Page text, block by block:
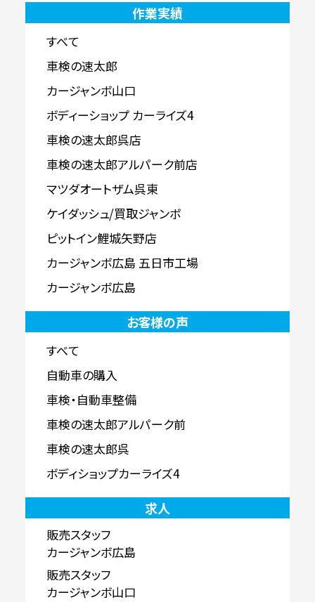
作業実績
すべて
車検の速太郎
カージャンボ山口
ボディーショップ カーライズ4
車検の速太郎呉店
車検の速太郎アルパーク前店
マツダオートザム呉東
ケイダッシュ/買取ジャンボ
ピットイン鯉城矢野店
カージャンボ広島 五日市工場
カージャンボ広島
お客様の声
すべて
自動車の購入
車検・自動車整備
車検の速太郎アルパーク前
車検の速太郎呉
ボディショップカーライズ4
求人
販売スタッフ
カージャンボ広島
販売スタッフ
カージャンボ山口